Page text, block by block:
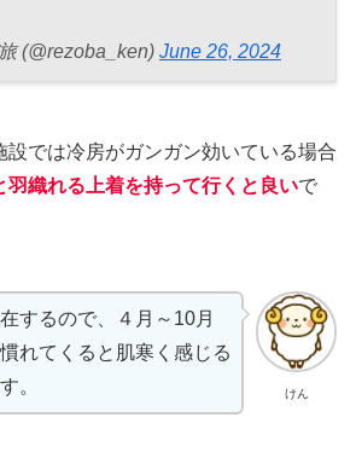
(@rezoba_ken) June 26, 2024
設では冷房がガンガン効いている場合
羽織れる上着を持って行くと良いで
けん
するので、４月～10月
れてくると肌寒く感じる
。